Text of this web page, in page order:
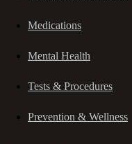
Medications
Mental Health
Tests & Procedures
Prevention & Wellness